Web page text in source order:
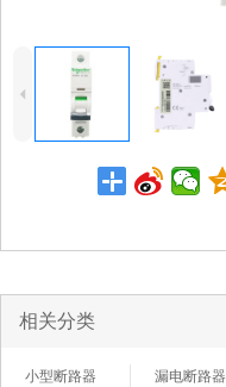
4
相关分类
小型断路器
漏电断路器